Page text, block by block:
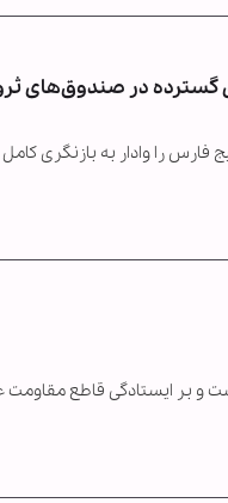
گسترده در صندوق‌های
حوزه خلیج فارس را وادار به بازنگری
و بر ایستادگی قاطع مقاومت